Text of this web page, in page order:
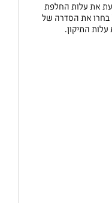
את עלות החלפת
בחרו את הסדרה של
התיקון.